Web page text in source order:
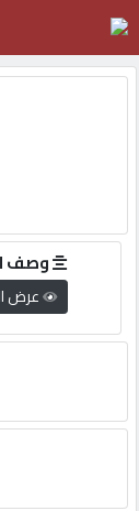
التسجيل
English
أضف
وصف
عرض